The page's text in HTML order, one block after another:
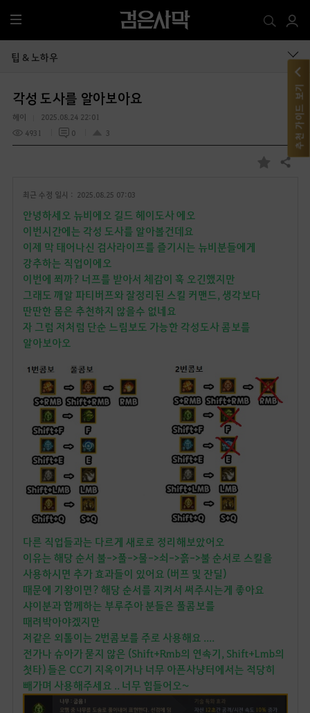
전
체
메
팁 & 노하우
각성 도사를 알아보아요
헤이
2025.08.24 22:01
4931
0 3
즐
공유하기
최근 수정 일시 : 2025.08.25 07:03
안녕하세오 뉴비에오 길드 헤이도사 에오
이번시간에는 각성 도사를 알아볼건데요
이제 막 태어나신 검사라이프를 즐기시는 뉴비분들에게
강추하는 직업이에오
이번에 쬐까? 너프를 받아서 체감이 훅 오긴했지만
그래도 깨알 파티버프와 잘정리된 스킬 커맨드, 생각보다
딴딴한 몸은 추천하지 않을수 없네요
자 그럼 저처럼 단순 느림보도 가능한 각성도사 콤보를
알아보아오
다른 직업들과는 다르게 새로로 정리해보았어오
이유는 해당 순서 불->풀->물->쇠->흙->불 순서로 스킬을
사용하시면 추가 효과들이 있어요 (버프 및 잔딜)
때문에 기왕이면? 해당 순서를 지켜서 써주시는게 좋아요
샤이분과 함께하는 부루주아 분들은 풀콤보를
때려박아야겠지만
저같은 외톨이는 2번콤보를 주로 사용해요 ....
전가나 슈아가 묻지 않은 (Shift+Rmb의 연속기, Shift+Lmb의
첫타) 들은 CC기 지옥이거나 너무 아픈사냥터에서는 적당히
빼가며 사용해주세요 .. 너무 힘들어오~
추천 가이드 보기